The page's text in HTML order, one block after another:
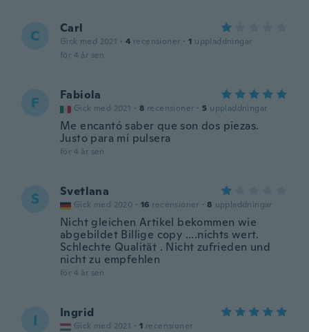
C Carl
Gick med 2021 · 4 recensioner · 1 uppladdningar
för 4 år sen
F Fabiola
Gick med 2021 · 8 recensioner · 5 uppladdningar
Me encantó saber que son dos piezas.
Justo para mí pulsera
för 4 år sen
S Svetlana
Gick med 2020 · 16 recensioner · 8 uppladdningar
Nicht gleichen Artikel bekommen wie
abgebildet Billige copy ....nichts wert.
Schlechte Qualität . Nicht zufrieden und
nicht zu empfehlen
för 4 år sen
I Ingrid
Gick med 2021 · 1 recensioner